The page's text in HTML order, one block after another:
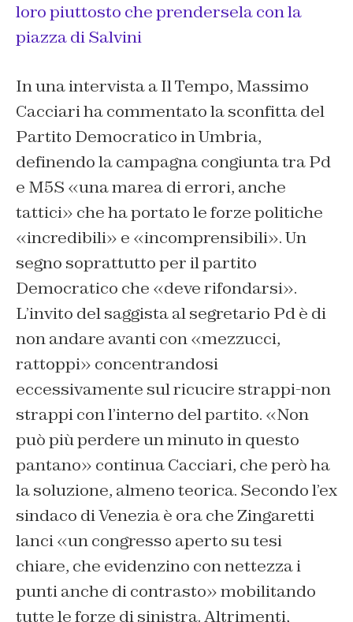
loro piuttosto che prendersela con la
piazza di Salvini
In una intervista a Il Tempo, Massimo
Cacciari ha commentato la sconfitta del
Partito Democratico in Umbria,
definendo la campagna congiunta tra Pd
e M5S «una marea di errori, anche
tattici» che ha portato le forze politiche
«incredibili» e «incomprensibili». Un
segno soprattutto per il partito
Democratico che «deve rifondarsi».
L’invito del saggista al segretario Pd è di
non andare avanti con «mezzucci,
rattoppi» concentrandosi
eccessivamente sul ricucire strappi-non
strappi con l’interno del partito. «Non
può più perdere un minuto in questo
pantano» continua Cacciari, che però ha
la soluzione, almeno teorica. Secondo l’ex
sindaco di Venezia è ora che Zingaretti
lanci «un congresso aperto su tesi
chiare, che evidenzino con nettezza i
punti anche di contrasto» mobilitando
tutte le forze di sinistra. Altrimenti,